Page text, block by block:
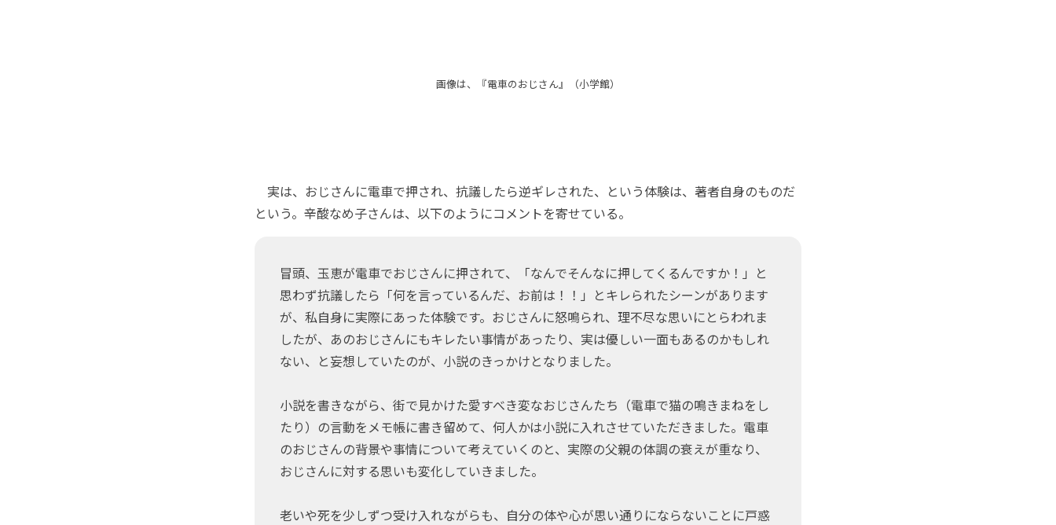
画像は、『電車のおじさん』（小学館）
実は、おじさんに電車で押され、抗議したら逆ギレされた、という体験は、著者自身のものだ
という。辛酸なめ子さんは、以下のようにコメントを寄せている。
冒頭、玉恵が電車でおじさんに押されて、「なんでそんなに押してくるんですか！」と
思わず抗議したら「何を言っているんだ、お前は！！」とキレられたシーンがあります
が、私自身に実際にあった体験です。おじさんに怒鳴られ、理不尽な思いにとらわれま
したが、あのおじさんにもキレたい事情があったり、実は優しい一面もあるのかもしれ
ない、と妄想していたのが、小説のきっかけとなりました。
小説を書きながら、街で見かけた愛すべき変なおじさんたち（電車で猫の鳴きまねをし
たり）の言動をメモ帳に書き留めて、何人かは小説に入れさせていただきました。電車
のおじさんの背景や事情について考えていくのと、実際の父親の体調の衰えが重なり、
おじさんに対する思いも変化していきました。
老いや死を少しずつ受け入れながらも、自分の体や心が思い通りにならないことに戸惑